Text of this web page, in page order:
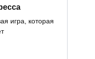
игра, которая